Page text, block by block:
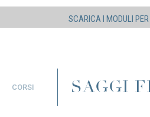
SCARICA I MODULI
CORSI SAGGI